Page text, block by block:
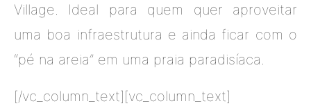
Village. Ideal para quem quer aproveitar
uma boa infraestrutura e ainda ficar com o
“pé na areia” em uma praia paradisíaca.
[/vc_column_text][vc_column_text]